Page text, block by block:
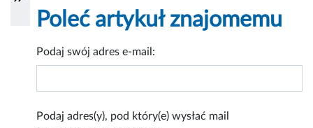
Poleć artykuł znajomemu
Podaj swój adres e-mail:
Podaj adres(y), pod który(e) wysłać mail